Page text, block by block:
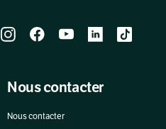
Nous contacter
Nous contacter